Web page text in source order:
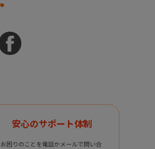
安心のサポート体制
お困りのことを電話かメールで問い合